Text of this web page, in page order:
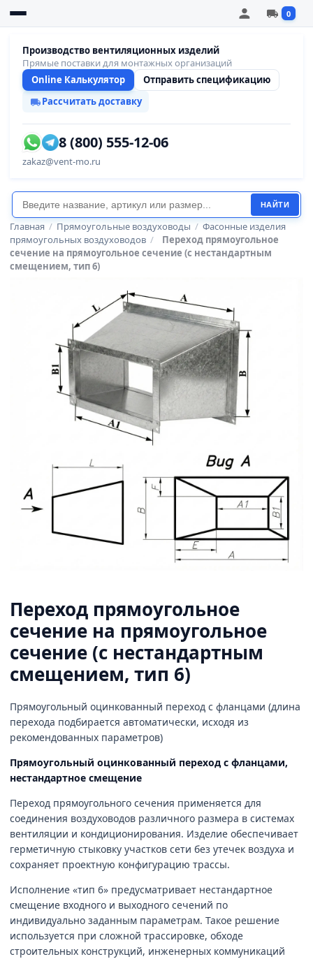
0
Производство вентиляционных изделий
Прямые поставки для монтажных организаций
Online Калькулятор
Отправить спецификацию
Рассчитать доставку
8 (800) 555-12-06
zakaz@vent-mo.ru
НАЙТИ
Главная / Прямоугольные воздуховоды / Фасонные изделия
прямоугольных воздуховодов /
Переход прямоугольное
сечение на прямоугольное сечение (с нестандартным
смещением, тип 6)
Переход прямоугольное
сечение на прямоугольное
сечение (с нестандартным
смещением, тип 6)
Прямоугольный оцинкованный переход с фланцами (длина
перехода подбирается автоматически, исходя из
рекомендованных параметров)
Прямоугольный оцинкованный переход с фланцами,
нестандартное смещение
Переход прямоугольного сечения применяется для
соединения воздуховодов различного размера в системах
вентиляции и кондиционирования. Изделие обеспечивает
герметичную стыковку участков сети без утечек воздуха и
сохраняет проектную конфигурацию трассы.
Исполнение «тип 6» предусматривает нестандартное
смещение входного и выходного сечений по
индивидуально заданным параметрам. Такое решение
используется при сложной трассировке, обходе
строительных конструкций, инженерных коммуникаций